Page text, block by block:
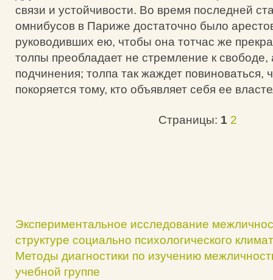
связи и устойчивости. Во время последней
омнибусов в Париже достаточно было
руководивших ею, чтобы она тотчас же
толпы преобладает не стремление к свободе,
подчинения; толпа так жаждет повиноваться,
покоряется тому, кто объявляет себя ее
Страницы: 1 2
Экспериментальное исследование
структуре социально психологического
Методы диагностики по изучению
учебной группе